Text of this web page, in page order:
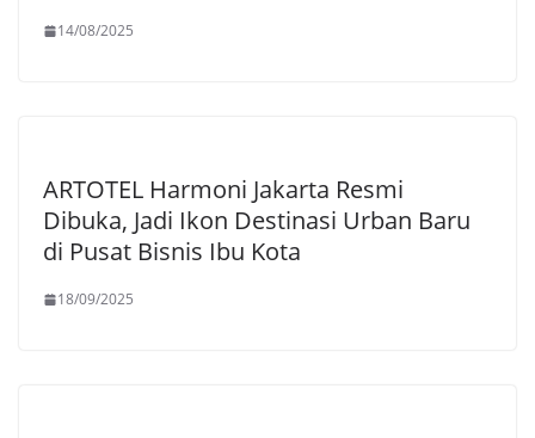
14/08/2025
ARTOTEL Harmoni Jakarta Resmi
Dibuka, Jadi Ikon Destinasi Urban Baru
di Pusat Bisnis Ibu Kota
18/09/2025